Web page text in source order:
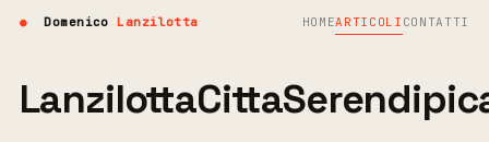
● Domenico Lanzilotta HOMEARTICOLI CONTATTI